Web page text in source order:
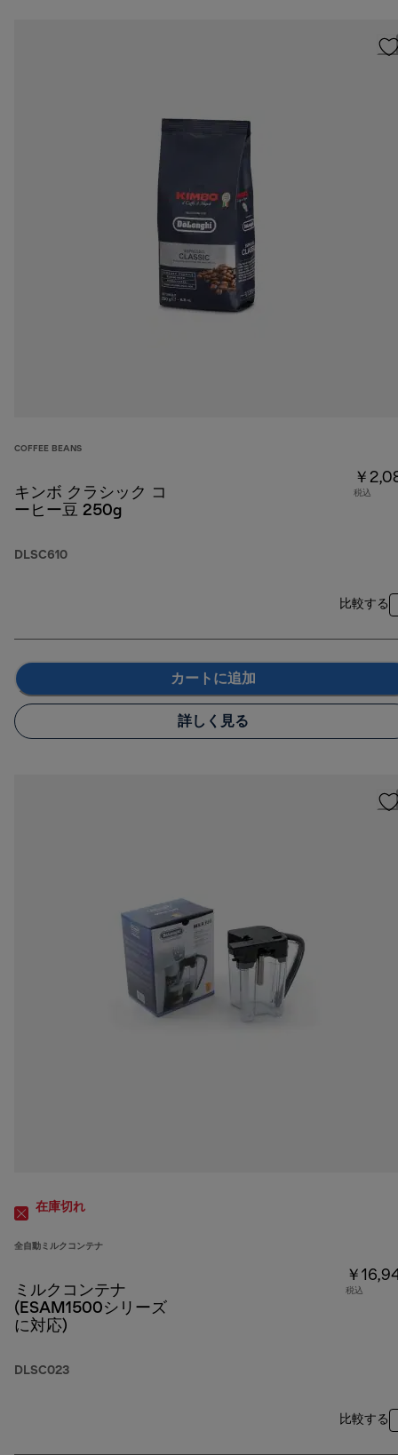
COFFEE BEANS
キンボ クラシック コ
ーヒー豆 250g
DLSC610
￥
税込
比較する
カートに追加
詳しく見る
在庫切れ
全自動ミルクコンテナ
ミルクコンテナ
(ESAM1500シリーズ
に対応)
DLSC023
￥
税込
比較する